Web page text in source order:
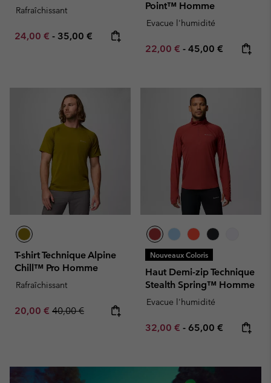
Rafraîchissant
Minimum sale price:
24,00 € - Maximum price:
35,00 €
Point™ Homme
Evacue l'humidité
Minimum sale price:
22,00 € - Maximum price:
45,00 €
T-shirt Technique Alpine
Chill™ Pro Homme
Rafraîchissant
Sale price:
20,00 € Regular price:
40,00 €
Nouveaux Coloris
Haut Demi-zip Technique
Stealth Spring™ Homme
Evacue l'humidité
Minimum sale price:
32,00 € - Maximum price:
65,00 €